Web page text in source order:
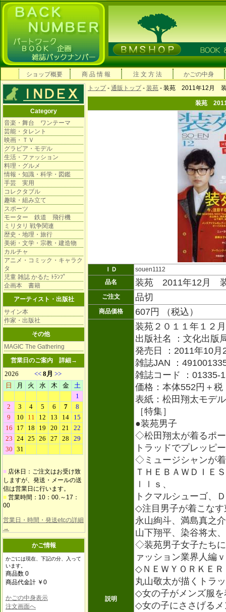
ショップ概要 商 品 情 報 注 文 方 法 かごの中身
Category
音楽・舞台 ワンテーマ
芸能・タレント
映画・ＴＶ
グラビア・モデル
生活・ファッション
料理・グルメ
情報・知識・科学・図鑑
手芸 実用
コレクタブル
趣味・組み立て
スポーツ
モーター 鉄道 飛行機
ミリタリ 戦争関連
歴史・地理・旅行
美術・文学・宗教・建造物
カルチャ
アニメ・コミック・キャラク
タ
児童 雑誌 かるた ﾄﾗﾝﾌﾟ
企画本 書籍
アーティスト・出版社
サイン本
作家・出版社
その他
MAGIC The Gathering
営業日のご案内 詳細→
■ 店休日：ご注文はお受け致
しますが、発送・メールの送
信は営業日に行います。
■ 営業時間：10：00.～17：
00
営業日・時間・発送etcの詳細
→
かご情報
かごには現在、下記の分、入って
います。
商品数 0
商品代金計 ￥0
かごの中身表示
注文画面へ
トップ- 通販トップ- 装苑 - 装苑 2011年12月
装苑
ＩＤ
souen1112
品名
装苑 2011年12月
ご注文 品切
商品価格 607円 （税込）
説明
装苑２０１１年１２
出版社名 ：文化出版
発売日 ：2011年10月
雑誌JAN ：
雑誌コード ：01335-
価格：本体552円＋税
表紙：松田翔太モデ
［特集］
●装苑男子
◇松田翔太が着るポ
トラッドでプレッピ
◇ミュージシャンが
ＴＨＥＢＡＷＤＩＥ
ｌｌｓ、
トクマルシューゴ、
◇注目男子が着こな
永山絢斗、満島真之
山下翔平、染谷将太
◇装苑男子女子たち
ァッション業界人編
◇ＮＥＷＹＯＲＫＥ
丸山敬太が描くトラ
◇女の子がメンズ服を
◇女の子にささげる